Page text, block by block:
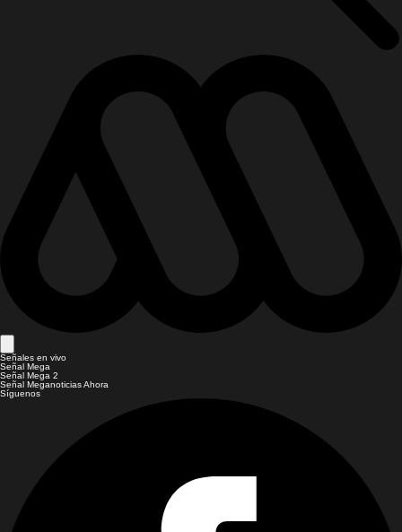
Señales en vivo
Señal Mega
Señal Mega 2
Señal Meganoticias Ahora
Síguenos